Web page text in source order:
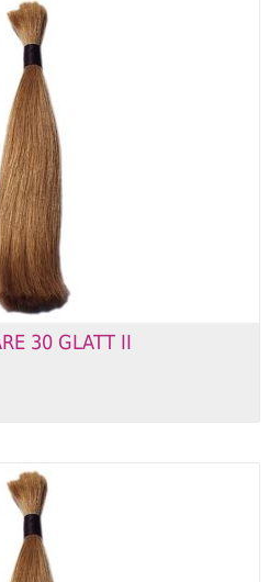
30 GLATT II